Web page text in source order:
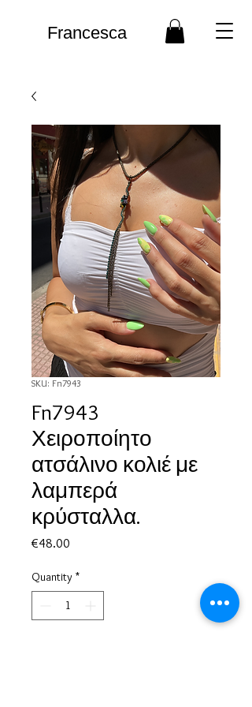
Francesca
SKU: Fn7943
Fn7943
Χειροποίητο
ατσάλινο κολιέ με
λαμπερά
κρύσταλλα.
€48.00
Quantity *